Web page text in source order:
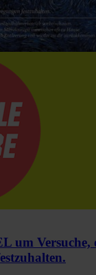
um Versuche,